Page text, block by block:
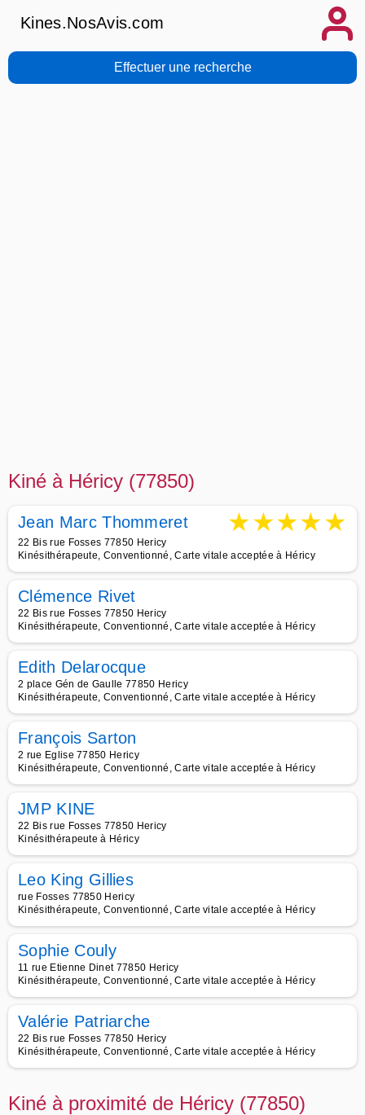
Kines.NosAvis.com
Effectuer une recherche
Kiné à Héricy (77850)
Jean Marc Thommeret ★★★★★
22 Bis rue Fosses 77850 Hericy
Kinésithérapeute, Conventionné, Carte vitale acceptée à Héricy
Clémence Rivet
22 Bis rue Fosses 77850 Hericy
Kinésithérapeute, Conventionné, Carte vitale acceptée à Héricy
Edith Delarocque
2 place Gén de Gaulle 77850 Hericy
Kinésithérapeute, Conventionné, Carte vitale acceptée à Héricy
François Sarton
2 rue Eglise 77850 Hericy
Kinésithérapeute, Conventionné, Carte vitale acceptée à Héricy
JMP KINE
22 Bis rue Fosses 77850 Hericy
Kinésithérapeute à Héricy
Leo King Gillies
rue Fosses 77850 Hericy
Kinésithérapeute, Conventionné, Carte vitale acceptée à Héricy
Sophie Couly
11 rue Etienne Dinet 77850 Hericy
Kinésithérapeute, Conventionné, Carte vitale acceptée à Héricy
Valérie Patriarche
22 Bis rue Fosses 77850 Hericy
Kinésithérapeute, Conventionné, Carte vitale acceptée à Héricy
Kiné à proximité de Héricy (77850)